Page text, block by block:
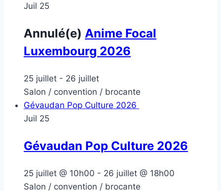
Juil 25
Annulé(e) Anime Focal
Luxembourg 2026
25 juillet - 26 juillet
Salon / convention / brocante
Gévaudan Pop Culture 2026
Juil 25
Gévaudan Pop Culture 2026
25 juillet @ 10h00 - 26 juillet @ 18h00
Salon / convention / brocante